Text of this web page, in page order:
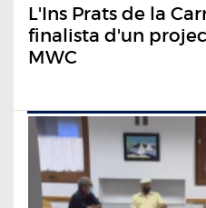
L'Ins Prats de la
finalista d'un
MWC